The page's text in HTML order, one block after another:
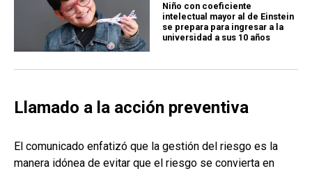
Niño con coeficiente
intelectual mayor al de Einstein
se prepara para ingresar a la
universidad a sus 10 años
Llamado a la acción preventiva
El comunicado enfatizó que la gestión del riesgo es la
manera idónea de evitar que el riesgo se convierta en